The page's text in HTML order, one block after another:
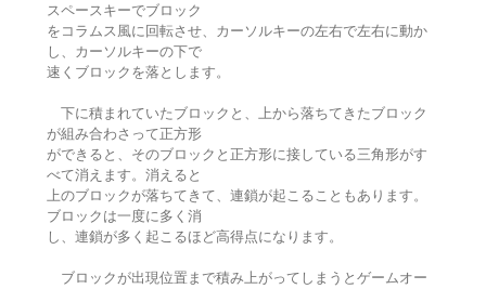
スペースキーでブロック
をコラムス風に回転させ、カーソルキーの左右で左右に動か
し、カーソルキーの下で
速くブロックを落とします。
下に積まれていたブロックと、上から落ちてきたブロック
が組み合わさって正方形
ができると、そのブロックと正方形に接している三角形がす
べて消えます。消えると
上のブロックが落ちてきて、連鎖が起こることもあります。
ブロックは一度に多く消
し、連鎖が多く起こるほど高得点になります。
ブロックが出現位置まで積み上がってしまうとゲームオー